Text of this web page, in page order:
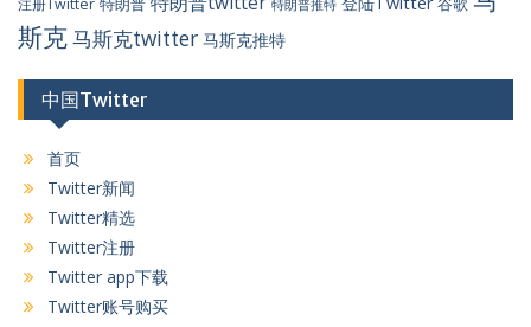
注册Twitter 特朗普推特
斯克马斯克twitter 马斯克推特
中国Twitter
首页
Twitter新闻
Twitter精选
Twitter注册
Twitter app下载
Twitter账号购买